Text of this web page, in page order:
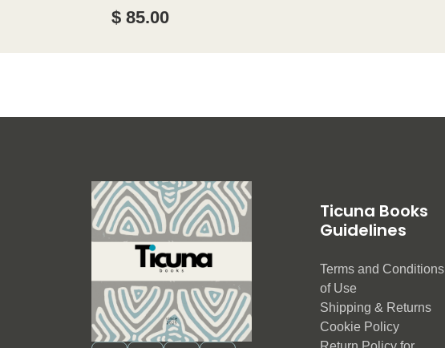
$ 85.00
Ticuna Books
Guidelines
Terms and Conditions
of Use
Shipping & Returns
Cookie Policy